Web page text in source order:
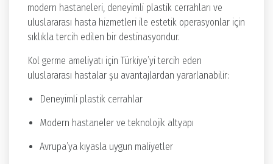
modern hastaneleri, deneyimli plastik cerrahları ve
uluslararası hasta hizmetleri ile estetik operasyonlar için
sıklıkla tercih edilen bir destinasyondur.
Kol germe ameliyatı için Türkiye’yi tercih eden
uluslararası hastalar şu avantajlardan yararlanabilir:
Deneyimli plastik cerrahlar
Modern hastaneler ve teknolojik altyapı
Avrupa’ya kıyasla uygun maliyetler